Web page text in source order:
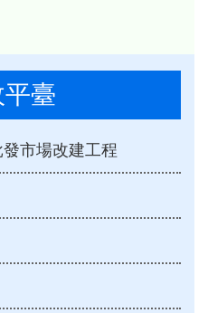
平臺
市場改建工程